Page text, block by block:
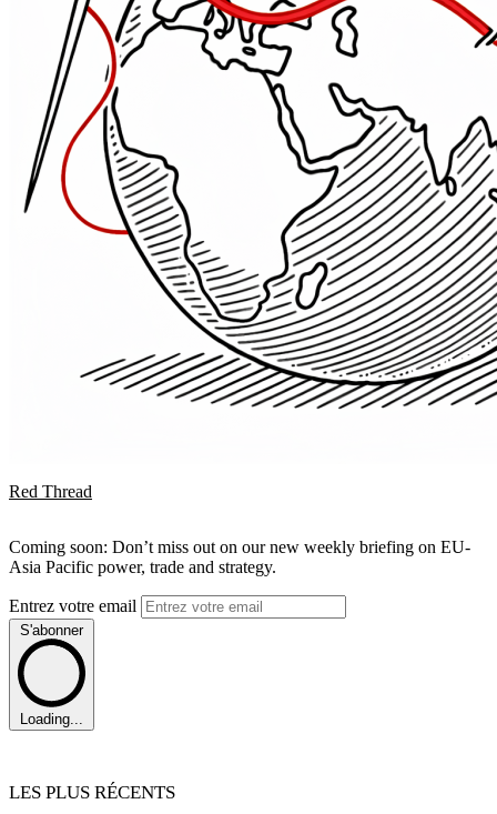
Red Thread
Coming soon: Don’t miss out on our new weekly briefing on EU-
Asia Pacific power, trade and strategy.
Entrez votre email
S'abonner
Loading...
LES PLUS RÉCENTS